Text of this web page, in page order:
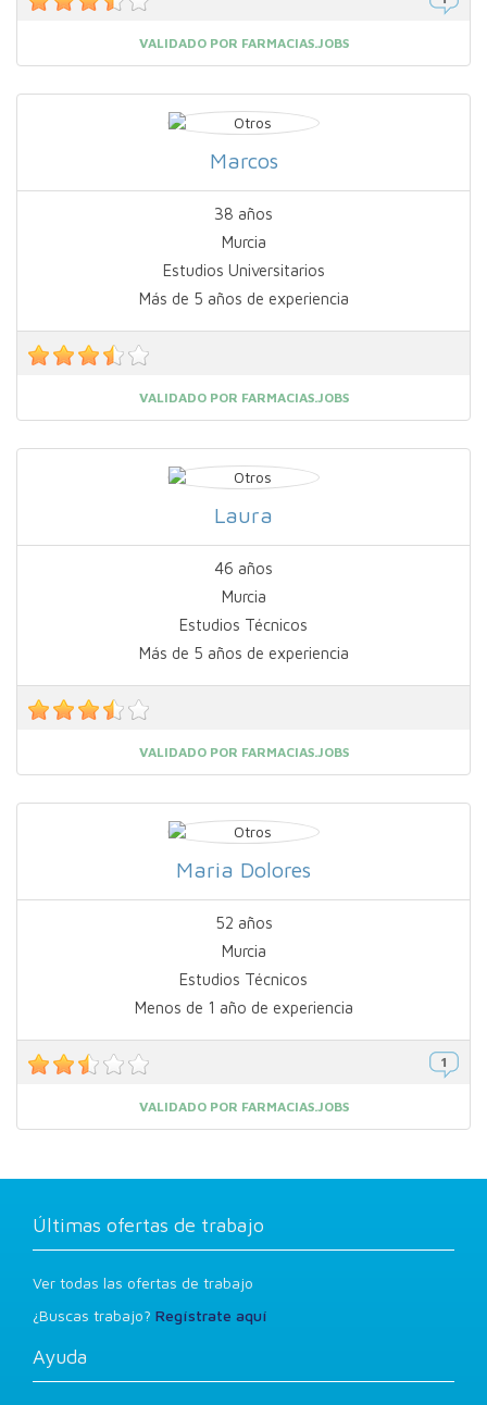
VALIDADO POR FARMACIAS.JOBS
Marcos
38 años
Murcia
Estudios Universitarios
Más de 5 años de experiencia
VALIDADO POR FARMACIAS.JOBS
Laura
46 años
Murcia
Estudios Técnicos
Más de 5 años de experiencia
VALIDADO POR FARMACIAS.JOBS
Maria Dolores
52 años
Murcia
Estudios Técnicos
Menos de 1 año de experiencia
VALIDADO POR FARMACIAS.JOBS
Últimas ofertas de trabajo
Ver todas las ofertas de trabajo
¿Buscas trabajo? Regístrate aquí
Ayuda